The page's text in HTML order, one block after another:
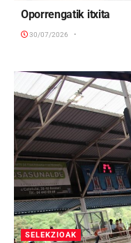
Oporrengatik itxita
30/07/2026
SELEKZIOAK